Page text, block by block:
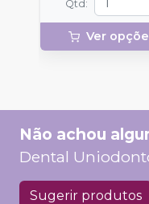
Qtd :
Ver
Não achou
Dental
Sugerir produtos